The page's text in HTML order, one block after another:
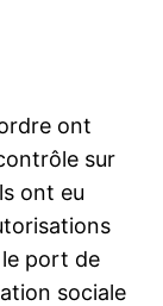
ont
sur
ont eu
port de
sociale